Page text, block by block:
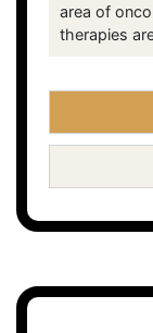
area of
therapies